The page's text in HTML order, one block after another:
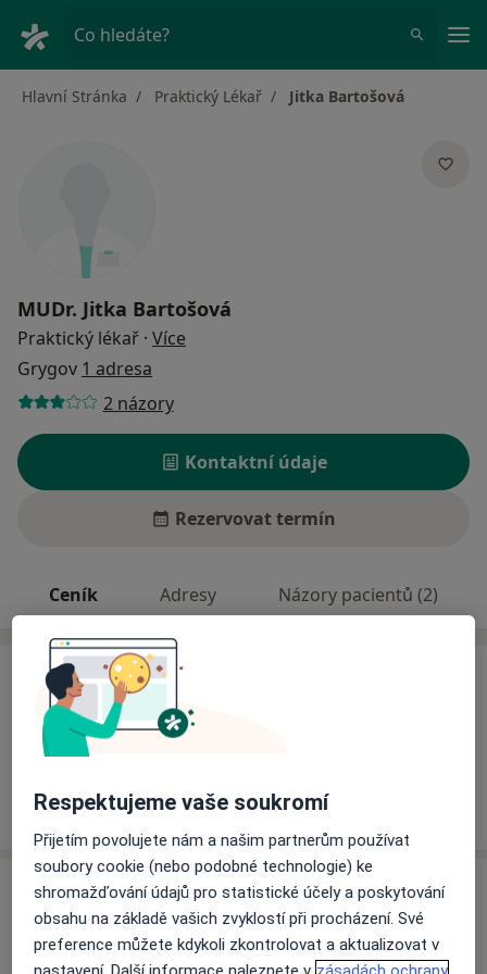
Co hledáte?
Hlavní Stránka Praktický Lékař Jitka Bartošová
MUDr. Jitka Bartošová
Praktický lékař · Více
Grygov 1 adresa
2 názory
Kontaktní údaje
Rezervovat termín
Ceník Adresy Názory pacientů (2)
Ceník
Informace o službách a cenách nejsou k dispozici
Tento specialista ještě nepřidával žádné informace o
Adresa
Praktický lékař pro dospělé
č.d. 79,Grygov 78373
Respektujeme vaše soukromí
Přijetím povolujete nám a našim partnerům používat
soubory cookie (nebo podobné technologie) ke
shromažďování údajů pro statistické účely a poskytování
obsahu na základě vašich zvyklostí při procházení. Své
preference můžete kdykoli zkontrolovat a aktualizovat v